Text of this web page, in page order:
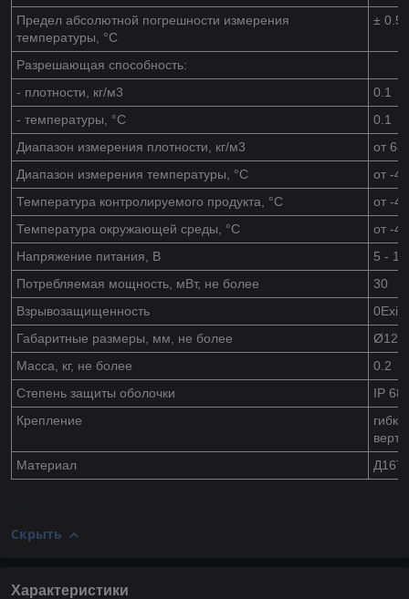
Предел абсолютной погрешности измерения
температуры, °C
± 0.5
Разрешающая способность:
- плотности, кг/м3
0.1
- температуры, °С
0.1
Диапазон измерения плотности, кг/м3
от
Диапазон измерения температуры, °С
от -
Температура контролируемого продукта, °С
от -
Температура окружающей среды, °С
от -
Напряжение питания, В
5 - 12
Потребляемая мощность, мВт, не более
30
Взрывозащищенность
Габаритные размеры, мм, не более
Масса, кг, не более
0.2
Степень защиты оболочки
IP 68
Крепление
Материал
Скрыть
Характеристики